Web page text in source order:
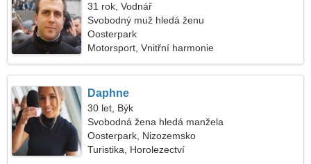
31 rok, Vodnář
Svobodný muž hledá ženu
Oosterpark
Motorsport, Vnitřní harmonie
Daphne
30 let, Býk
Svobodná žena hledá manžela
Oosterpark, Nizozemsko
Turistika, Horolezectví